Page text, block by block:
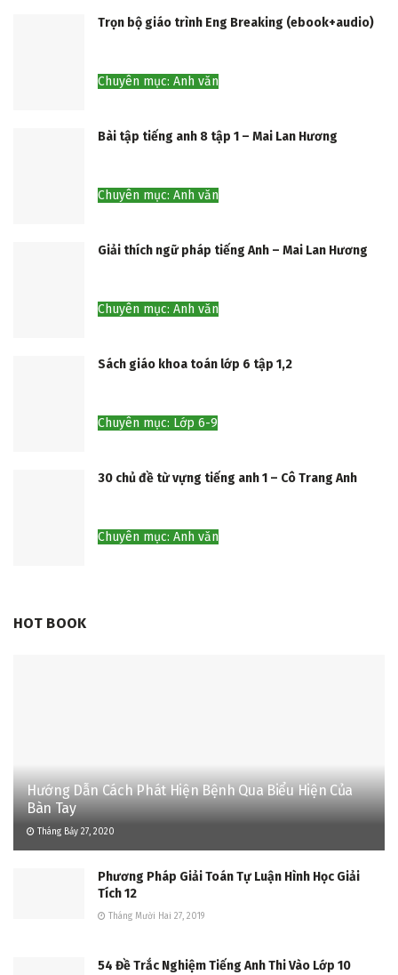
Trọn bộ giáo trình Eng Breaking (ebook+audio)
Chuyên mục: Anh văn
Bài tập tiếng anh 8 tập 1 – Mai Lan Hương
Chuyên mục: Anh văn
Giải thích ngữ pháp tiếng Anh – Mai Lan Hương
Chuyên mục: Anh văn
Sách giáo khoa toán lớp 6 tập 1,2
Chuyên mục: Lớp 6-9
30 chủ đề từ vựng tiếng anh 1 – Cô Trang Anh
Chuyên mục: Anh văn
HOT BOOK
Hướng Dẫn Cách Phát Hiện Bệnh Qua Biểu Hiện Của
Bàn Tay
Tháng Bảy 27, 2020
Phương Pháp Giải Toán Tự Luận Hình Học Giải
Tích 12
Tháng Mười Hai 27, 2019
54 Đề Trắc Nghiệm Tiếng Anh Thi Vào Lớp 10